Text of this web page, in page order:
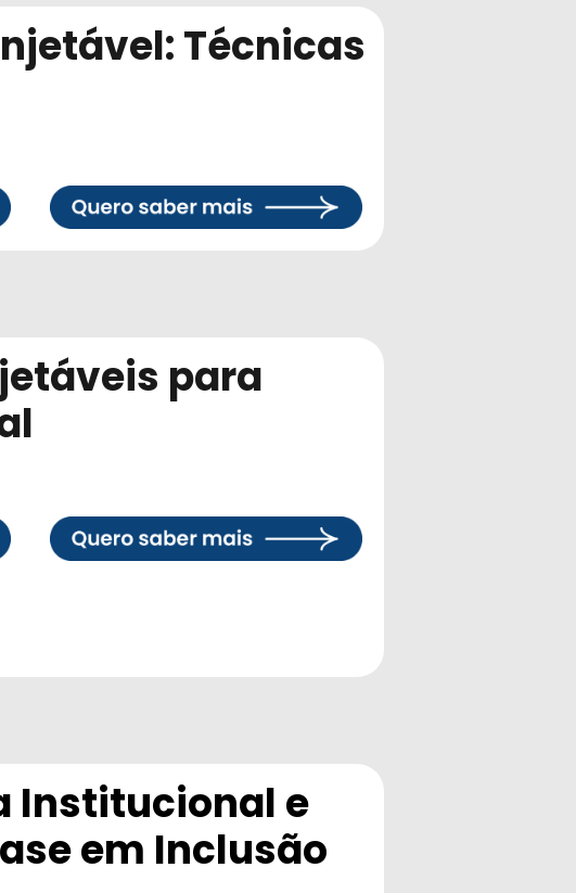
Técnicas
para
Institucional e
em Inclusão